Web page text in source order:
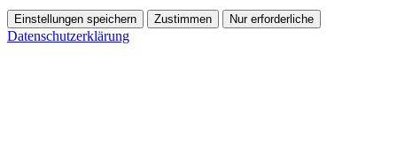
Einstellungen speichern Zustimmen Nur erforderliche
Datenschutzerklärung